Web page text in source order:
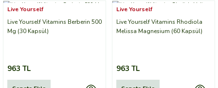
Live Yourself
Live Yourself Vitamins Berberin 500
Mg (30 Kapsül)
963 TL
Live Yourself
Live Yourself Vitamins Rhodiola
Melissa Magnesium (60 Kapsül)
963 TL